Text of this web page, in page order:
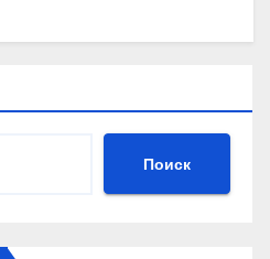
e
a
р
в
ть
Поиск